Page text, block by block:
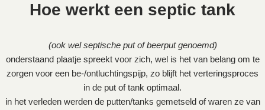
Hoe werkt een septic tank
(ook wel septische put of beerput genoemd)
onderstaand plaatje spreekt voor zich, wel is het van belang om te
zorgen voor een be-/ontluchtingspijp, zo blijft het verteringsproces
in de put of tank optimaal.
in het verleden werden de putten/tanks gemetseld of waren ze van